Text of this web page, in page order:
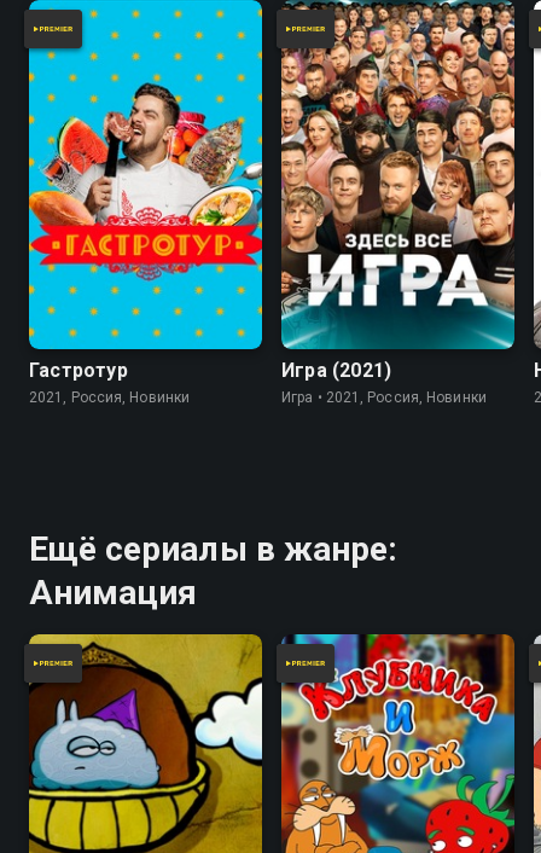
Гастротур
2021, Россия, Новинки
7.8
Игра (2021)
Игра • 2021, Россия, Новинки
Ещё сериалы в жанре:
Анимация